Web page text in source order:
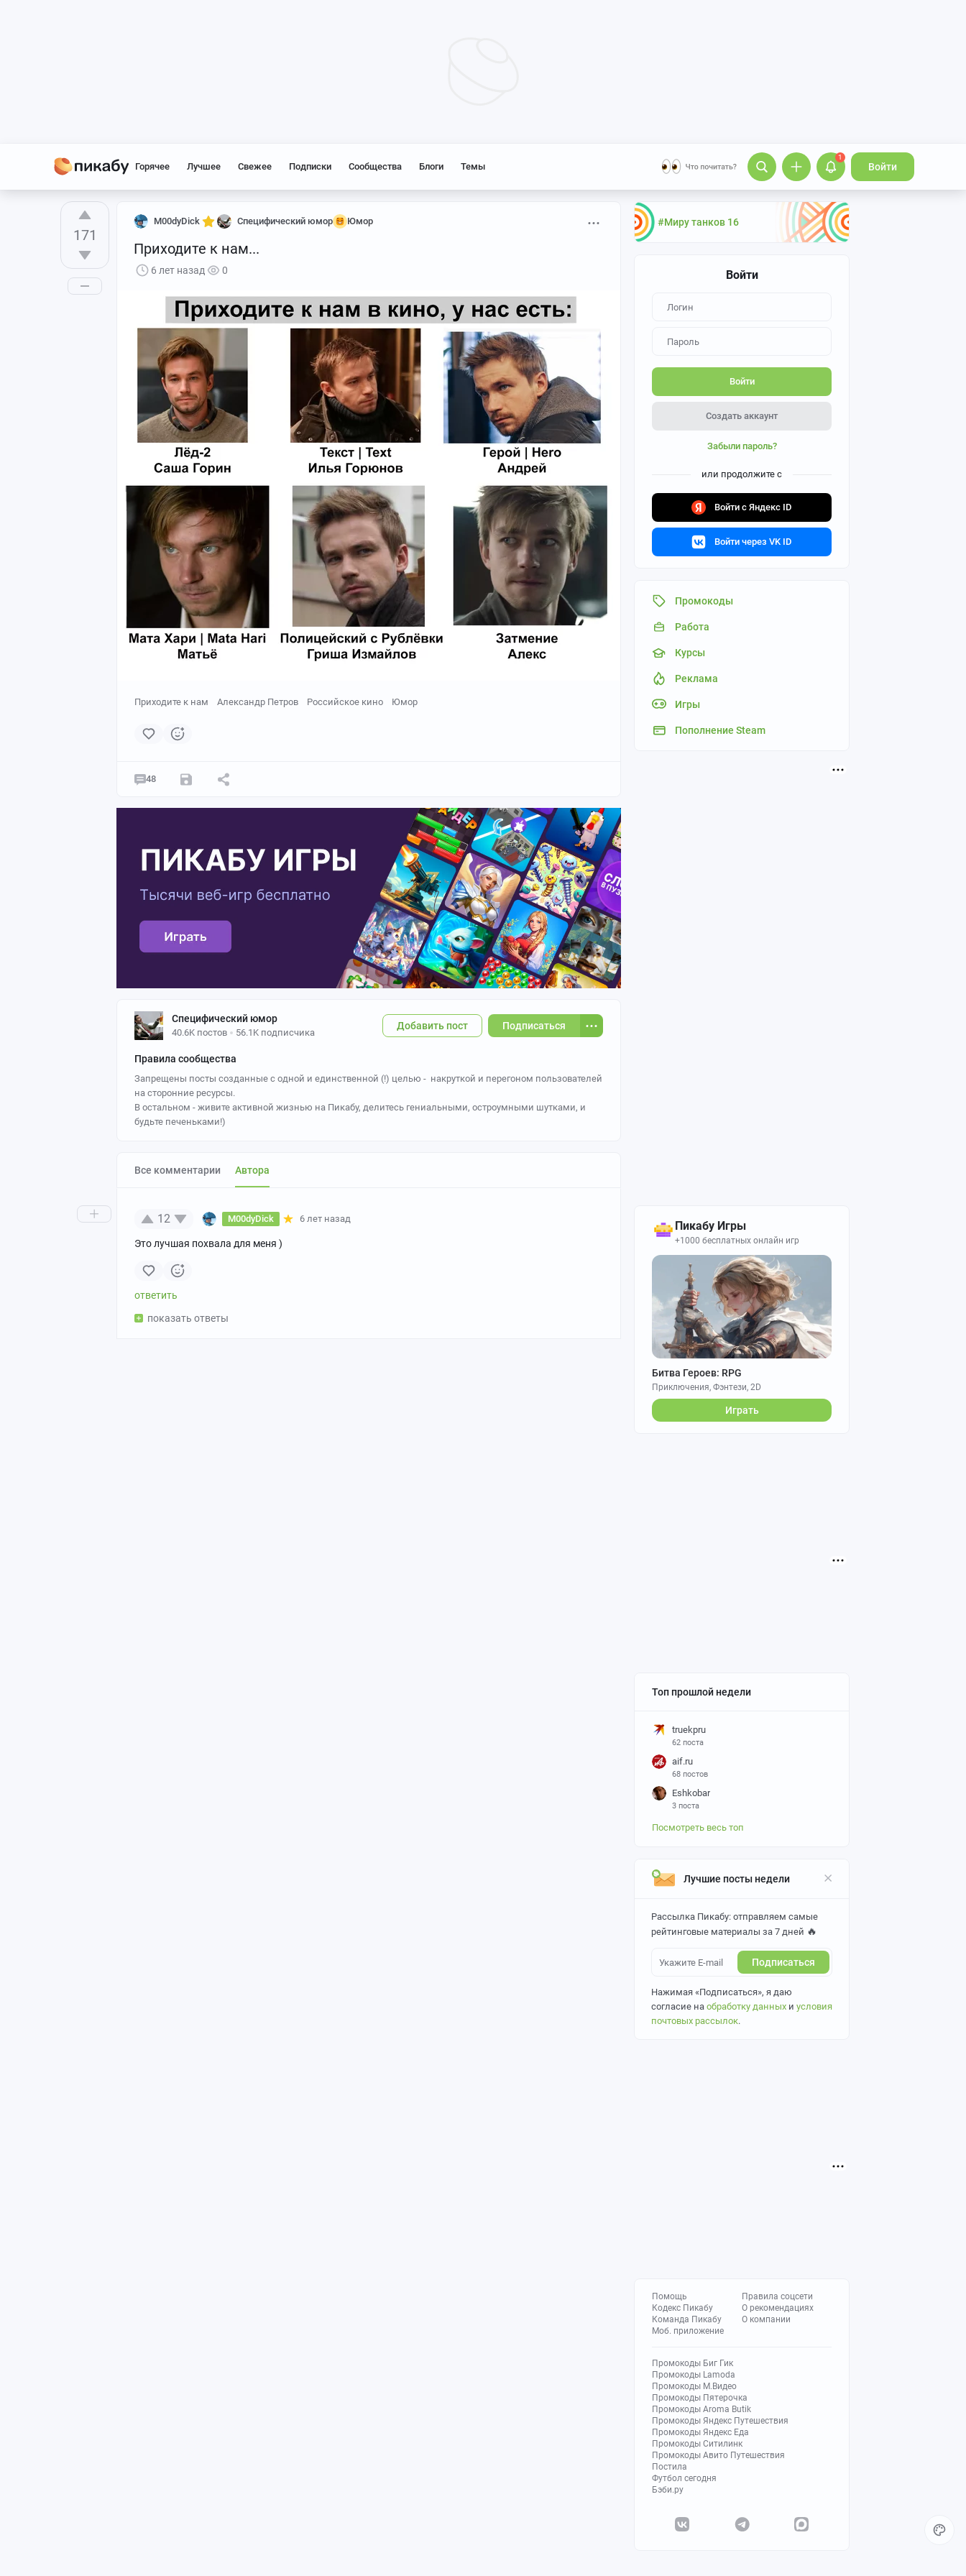
Горячее Лучшее Свежее Подписки Сообщества Блоги Темы
1
Войти
#Миру танков 16
Войти
Войти
Создать аккаунт
Забыли пароль?
или продолжите с
Войти с Яндекс ID
Войти через VK ID
Промокоды
Работа
Курсы
Реклама
Игры
Пополнение Steam
Пикабу Игры
+1000 бесплатных онлайн игр
Битва Героев: RPG
Приключения, Фэнтези, 2D
Играть
Топ прошлой недели
truekpru
62 поста
aif.ru
68 постов
Eshkobar
3 поста
Посмотреть весь топ
Лучшие посты недели
Рассылка Пикабу: отправляем самые
рейтинговые материалы за 7 дней 🔥
Подписаться
Нажимая «Подписаться», я даю
согласие на обработку данных и условия
почтовых рассылок.
Помощь
Кодекс Пикабу
Команда Пикабу
Моб. приложение
Правила соцсети
О рекомендациях
О компании
Промокоды Биг Гик
Промокоды Lamoda
Промокоды М.Видео
Промокоды Пятерочка
Промокоды Aroma Butik
Промокоды Яндекс Путешествия
Промокоды Яндекс Еда
Промокоды Ситилинк
Промокоды Авито Путешествия
Постила
Футбол сегодня
Бэби.ру
171
M00dyDick Специфический юмор Юмор
Приходите к нам...
6 лет назад 0
Приходите к нам Александр Петров Российское кино Юмор
48
Специфический юмор
40.6K постов 56.1K подписчика
Подписаться
Добавить пост
Правила сообщества
Запрещены посты созданные с одной и единственной (!) целью - накруткой и перегоном пользователей
на сторонние ресурсы.
В остальном - живите активной жизнью на Пикабу, делитесь гениальными, остроумными шутками, и
будьте печеньками!)
Все комментарии Автора
12 M00dyDick 6 лет назад
Это лучшая похвала для меня )
показать ответы